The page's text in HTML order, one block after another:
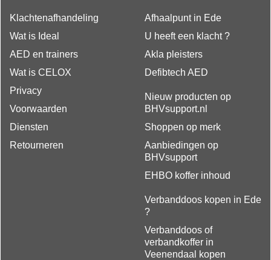
Klachtenafhandeling
Wat is Ideal
AED en trainers
Wat is CELOX
Privacy
Voorwaarden
Diensten
Retourneren
Afhaalpunt in Ede
U heeft een klacht ?
Akla pleisters
Defibtech AED
Nieuw producten op
BHVsupport.nl
Shoppen op merk
Aanbiedingen op
BHVsupport
EHBO koffer inhoud
Verbanddoos kopen in Ede
?
Verbanddoos of
verbandkoffer in
Veenendaal kopen